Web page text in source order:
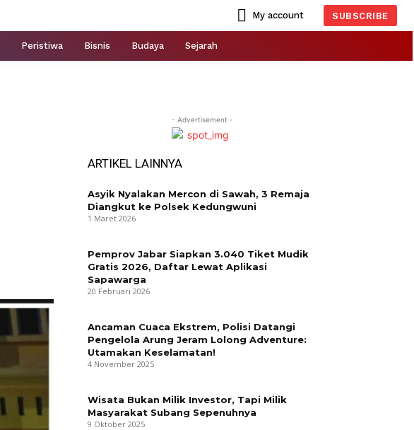
My account SUBSCRIBE
Peristiwa Bisnis Budaya Sejarah
- Advertisement -
ARTIKEL LAINNYA
Asyik Nyalakan Mercon di Sawah, 3 Remaja
Diangkut ke Polsek Kedungwuni
1 Maret 2026
Pemprov Jabar Siapkan 3.040 Tiket Mudik
Gratis 2026, Daftar Lewat Aplikasi
Sapawarga
20 Februari 2026
Ancaman Cuaca Ekstrem, Polisi Datangi
Pengelola Arung Jeram Lolong Adventure:
Utamakan Keselamatan!
4 November 2025
Wisata Bukan Milik Investor, Tapi Milik
Masyarakat Subang Sepenuhnya
9 Oktober 2025